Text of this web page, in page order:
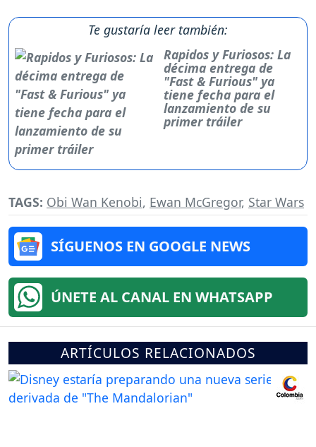
Te gustaría leer también:
Rapidos y Furiosos: La
décima entrega de
"Fast & Furious" ya
tiene fecha para el
lanzamiento de su
primer tráiler
TAGS: Obi Wan Kenobi, Ewan McGregor, Star Wars
SÍGUENOS EN GOOGLE NEWS
ÚNETE AL CANAL EN WHATSAPP
ARTÍCULOS RELACIONADOS